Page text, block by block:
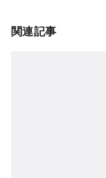
関連記事